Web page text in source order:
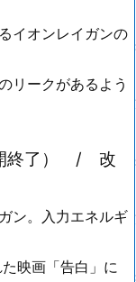
イオンレイガンの
リークがあるよう
開終了） / 改
ン。入力エネルギ
映画「告白」に